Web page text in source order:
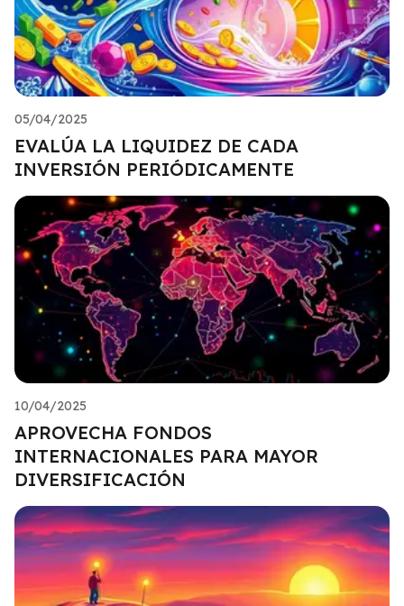
05/04/2025
EVALÚA LA LIQUIDEZ DE CADA
INVERSIÓN PERIÓDICAMENTE
10/04/2025
APROVECHA FONDOS
INTERNACIONALES PARA MAYOR
DIVERSIFICACIÓN